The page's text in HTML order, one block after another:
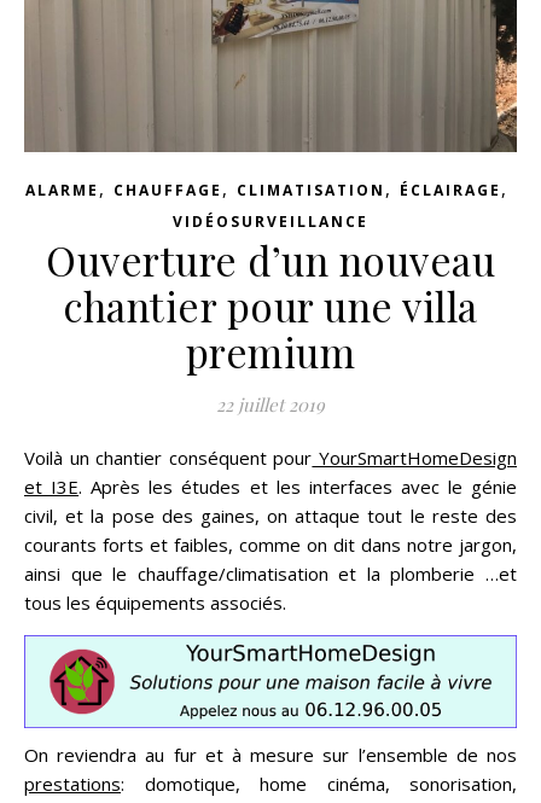
ALARME , CHAUFFAGE , CLIMATISATION , ÉCLAIRAGE ,
VIDÉOSURVEILLANCE
Ouverture d’un nouveau
chantier pour une villa
premium
22 juillet 2019
Voilà un chantier conséquent pour YourSmartHomeDesign
et I3E. Après les études et les interfaces avec le génie
civil, et la pose des gaines, on attaque tout le reste des
courants forts et faibles, comme on dit dans notre jargon,
ainsi que le chauffage/climatisation et la plomberie …et
tous les équipements associés.
On reviendra au fur et à mesure sur l’ensemble de nos
prestations: domotique, home cinéma, sonorisation,